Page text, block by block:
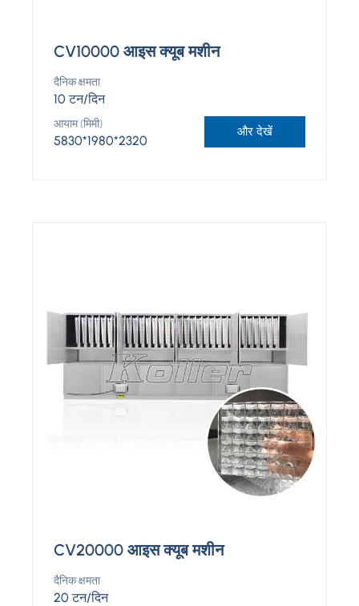
CV10000 आइस क्यूब मशीन
दैनिक क्षमता
10 टन/दिन
आयाम (मिमी)
5830*1980*2320
और देखें
CV20000 आइस क्यूब मशीन
दैनिक क्षमता
20 टन/दिन